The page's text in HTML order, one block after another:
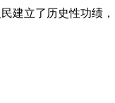
建立了历史性功绩